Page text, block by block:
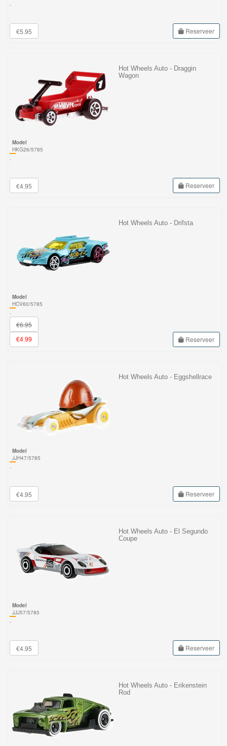
-
€5.95 Reserveer
Hot Wheels Auto - Draggin
Wagon
Model
HKG26/5785
-
€4.95 Reserveer
Hot Wheels Auto - Drifsta
Model
HCV60/5785
-
€6.95
€4.99 Reserveer
Hot Wheels Auto - Eggshellrace
Model
JJH47/5785
-
€4.95 Reserveer
Hot Wheels Auto - El Segundo
Coupe
Model
JJJ57/5785
-
€4.95 Reserveer
Hot Wheels Auto - Erikenstein
Rod